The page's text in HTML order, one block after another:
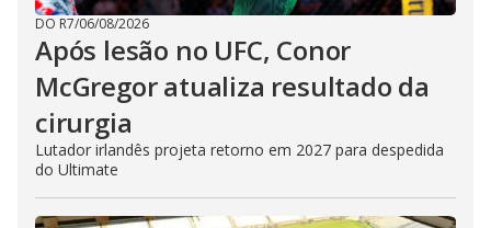
DO R7/06/08/2026
Após lesão no UFC, Conor
McGregor atualiza resultado da
cirurgia
Lutador irlandês projeta retorno em 2027 para despedida
do Ultimate